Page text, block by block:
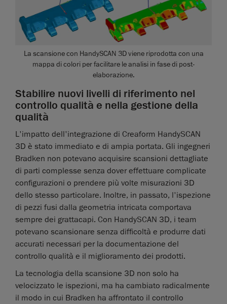
La scansione con HandySCAN 3D viene riprodotta con una
mappa di colori per facilitare le analisi in fase di post-
elaborazione.
Stabilire nuovi livelli di riferimento nel
controllo qualità e nella gestione della
qualità
L'impatto dell'integrazione di Creaform HandySCAN
3D è stato immediato e di ampia portata. Gli ingegneri
Bradken non potevano acquisire scansioni dettagliate
di parti complesse senza dover effettuare complicate
configurazioni o prendere più volte misurazioni 3D
dello stesso particolare. Inoltre, in passato, l'ispezione
di pezzi fusi dalla geometria intricata comportava
sempre dei grattacapi. Con HandySCAN 3D, i team
potevano scansionare senza difficoltà e produrre dati
accurati necessari per la documentazione del
controllo qualità e il miglioramento dei prodotti.
La tecnologia della scansione 3D non solo ha
velocizzato le ispezioni, ma ha cambiato radicalmente
il modo in cui Bradken ha affrontato il controllo